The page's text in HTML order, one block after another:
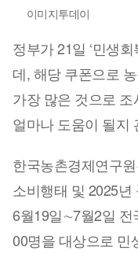
이미지투데이
정부가 21일 ‘민생
데, 해당 쿠폰으로
가장 많은 것으로
얼마나 도움이 될지
한국농촌경제연구
소비행태 및 2025년
6월19일∼7월2일 전
00명을 대상으로 민